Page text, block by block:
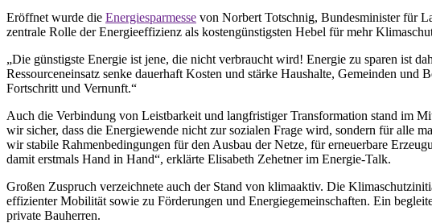
Eröffnet wurde die Energiesparmesse von Norbert Totschnig, Bundesminister für
zentrale Rolle der Energieeffizienz als kostengünstigsten Hebel für mehr
„Die günstigste Energie ist jene, die nicht verbraucht wird! Energie zu sparen ist
Ressourceneinsatz senke dauerhaft Kosten und stärke Haushalte, Gemeinden
Fortschritt und Vernunft.“
Auch die Verbindung von Leistbarkeit und langfristiger Transformation stand im
wir sicher, dass die Energiewende nicht zur sozialen Frage wird, sondern für alle
wir stabile Rahmenbedingungen für den Ausbau der Netze, für erneuerbare
damit erstmals Hand in Hand“, erklärte Elisabeth Zehetner im Energie-Talk.
Großen Zuspruch verzeichnete auch der Stand von klimaaktiv. Die
effizienter Mobilität sowie zu Förderungen und Energiegemeinschaften. Ein
private Bauherren.